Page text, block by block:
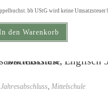
bb UStG wird keine Umsatzsteuer
den Warenkorb
Jahresabschluss, Mittelschule